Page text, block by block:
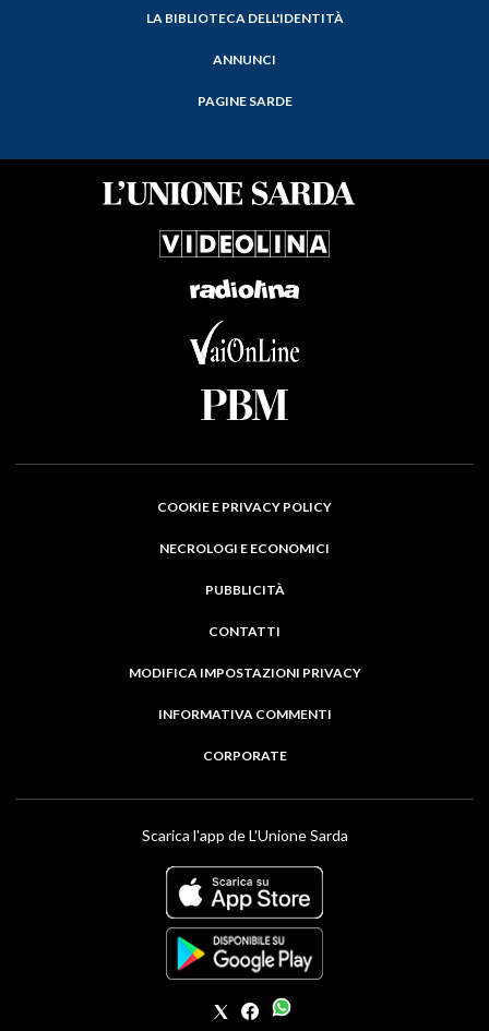
LA BIBLIOTECA DELL'IDENTITÀ
ANNUNCI
PAGINE SARDE
COOKIE E PRIVACY POLICY
NECROLOGI E ECONOMICI
PUBBLICITÀ
CONTATTI
MODIFICA IMPOSTAZIONI PRIVACY
INFORMATIVA COMMENTI
CORPORATE
Scarica l'app de L'Unione Sarda